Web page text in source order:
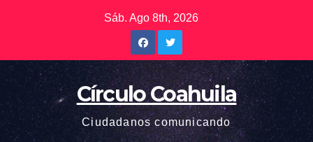
Sáb. Ago 8th, 2026
Círculo Coahuila
Ciudadanos comunicando